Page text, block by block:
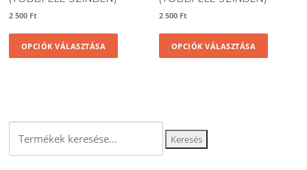
2 500 Ft
OPCIÓK VÁLASZTÁSA
Ennek
A
a
2 500 Ft
OPCIÓK VÁLASZTÁSA
Ennek
következőre:
Keresés